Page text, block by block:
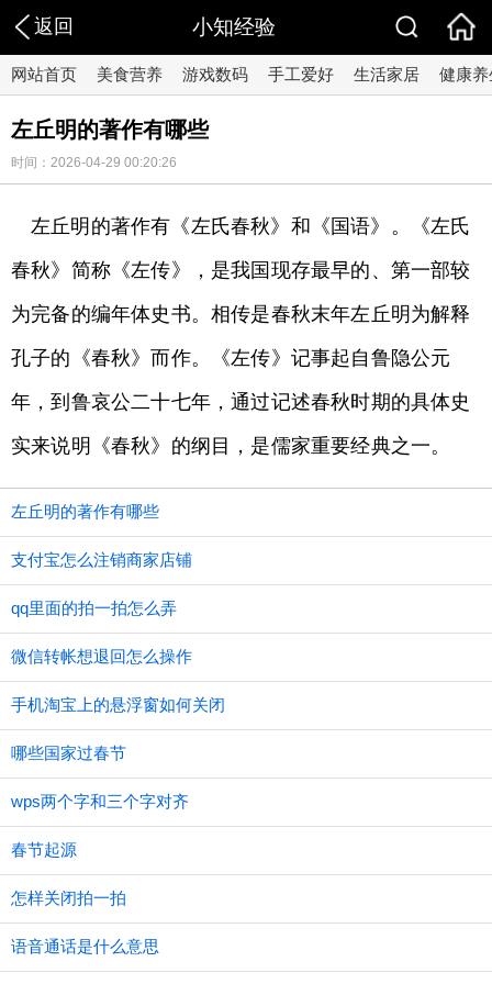
返回 小知经验
网站首页 美食营养 游戏数码 手工爱好 生活家居 健康养
左丘明的著作有哪些
时间：2026-04-29 00:20:26
左丘明的著作有《左氏春秋》和《国语》。《左氏
春秋》简称《左传》，是我国现存最早的、第一部较
为完备的编年体史书。相传是春秋末年左丘明为解释
孔子的《春秋》而作。《左传》记事起自鲁隐公元
年，到鲁哀公二十七年，通过记述春秋时期的具体史
实来说明《春秋》的纲目，是儒家重要经典之一。
左丘明的著作有哪些
支付宝怎么注销商家店铺
qq里面的拍一拍怎么弄
微信转帐想退回怎么操作
手机淘宝上的悬浮窗如何关闭
哪些国家过春节
wps两个字和三个字对齐
春节起源
怎样关闭拍一拍
语音通话是什么意思